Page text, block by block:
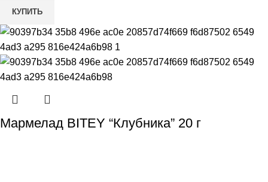
КУПИТЬ
Мармелад BITEY “Клубника” 20 г